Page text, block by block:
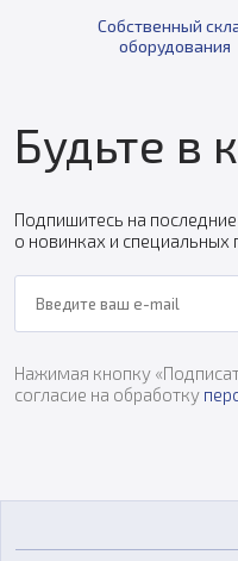
Собственный
оборудования
Будьте в
Подпишитесь на
о новинках и
Нажимая кнопку
согласие на обработку